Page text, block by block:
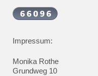
Impressum:
Monika Rothe
Grundweg 10